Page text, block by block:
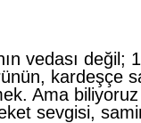
vedası değil;
kardeşçe
Ama
sevgisi,